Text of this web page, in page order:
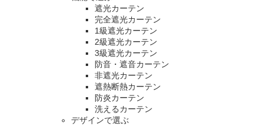
遮光カーテン
完全遮光カーテン
1級遮光カーテン
2級遮光カーテン
3級遮光カーテン
防音・遮音カーテン
非遮光カーテン
遮熱断熱カーテン
防炎カーテン
洗えるカーテン
デザインで選ぶ